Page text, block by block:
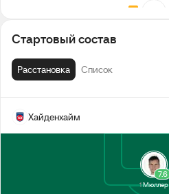
Стартовый состав
Расстановка Список
Хайденхайм
7.6
1Мюллер